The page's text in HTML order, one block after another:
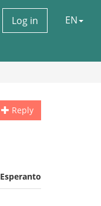
Log in EN
Reply
Esperanto